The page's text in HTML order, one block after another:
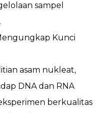
sampel
Kunci
asam nukleat,
DNA dan RNA
berkualitas